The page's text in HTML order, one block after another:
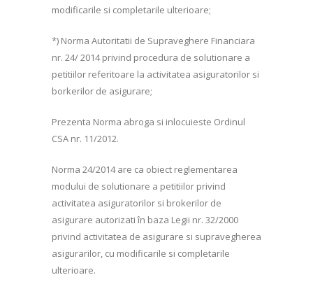
modificarile si completarile ulterioare;
*) Norma Autoritatii de Supraveghere Financiara
nr. 24/ 2014 privind procedura de solutionare a
petitiilor referitoare la activitatea asiguratorilor si
borkerilor de asigurare;
Prezenta Norma abroga si inlocuieste Ordinul
CSA nr. 11/2012.
Norma 24/2014 are ca obiect reglementarea
modului de solutionare a petitiilor privind
activitatea asiguratorilor si brokerilor de
asigurare autorizati în baza Legii nr. 32/2000
privind activitatea de asigurare si supravegherea
asigurarilor, cu modificarile si completarile
ulterioare.